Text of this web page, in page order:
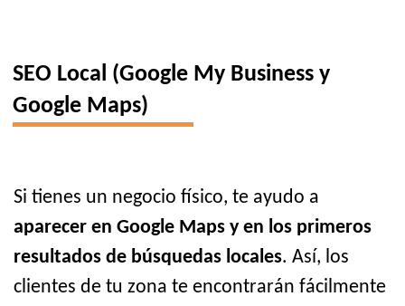
SEO Local (Google My Business y
Google Maps)
Si tienes un negocio físico, te ayudo a
aparecer en Google Maps y en los primeros
resultados de búsquedas locales. Así, los
clientes de tu zona te encontrarán fácilmente